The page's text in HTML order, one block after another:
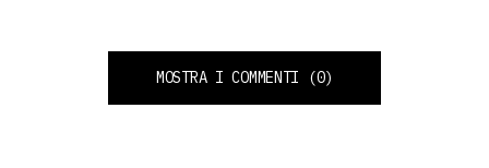
MOSTRA I COMMENTI (0)